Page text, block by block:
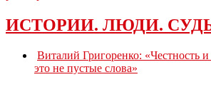
ИСТОРИИ. ЛЮДИ.
Виталий Григоренко: «Честность и
это не пустые слова»